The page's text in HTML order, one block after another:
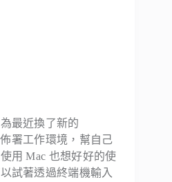
最近換了新的
署工作環境，幫自己
用 Mac 也想好好的使
試著透過終端機輸入